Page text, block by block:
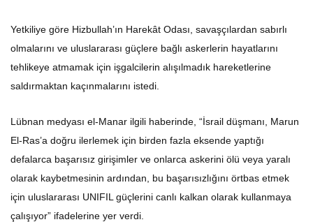
Yetkiliye göre Hizbullah’ın Harekât Odası, savaşçılardan sabırlı
olmalarını ve uluslararası güçlere bağlı askerlerin hayatlarını
tehlikeye atmamak için işgalcilerin alışılmadık hareketlerine
saldırmaktan kaçınmalarını istedi.
Lübnan medyası el-Manar ilgili haberinde, “İsrail düşmanı, Marun
El-Ras’a doğru ilerlemek için birden fazla eksende yaptığı
defalarca başarısız girişimler ve onlarca askerini ölü veya yaralı
olarak kaybetmesinin ardından, bu başarısızlığını örtbas etmek
için uluslararası UNIFIL güçlerini canlı kalkan olarak kullanmaya
çalışıyor” ifadelerine yer verdi.